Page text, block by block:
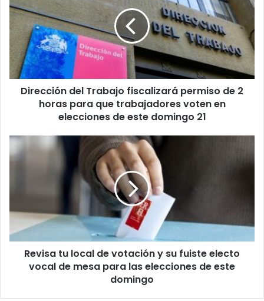
Trabajo
fiscalizará
permiso
2
horas
para
que
trabajadores
elecciones
de
este
Dirección del Trabajo fiscalizará permiso de 2
horas para que trabajadores voten en
elecciones de este domingo 21
Revisa
tu
su
fuiste
electo
vocalRevisa tu local de votación y su fuiste electo
vocal de mesa para las elecciones de este
domingo